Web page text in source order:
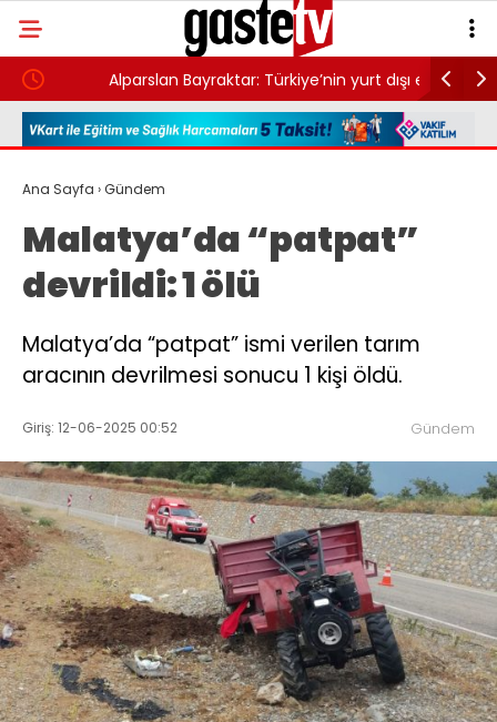
Alparslan Bayraktar: Türkiye’nin yurt dışı enerji
stratejisi güçlü ortaklıklarla büyüyor etti:
Ana Sayfa ›Gündem
Malatya’da “patpat”
devrildi: 1 ölü
Malatya’da “patpat” ismi verilen tarım
aracının devrilmesi sonucu 1 kişi öldü.
Giriş: 12-06-2025 00:52 Gündem